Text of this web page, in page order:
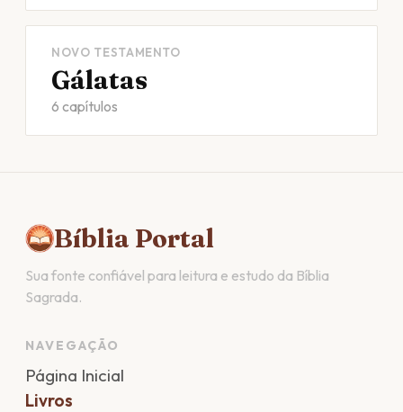
NOVO TESTAMENTO
Gálatas
6 capítulos
Bíblia Portal
Sua fonte confiável para leitura e estudo da Bíblia
Sagrada.
NAVEGAÇÃO
Página Inicial
Livros